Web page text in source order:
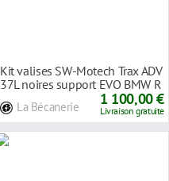
Kit valises SW-Motech Trax ADV
37L noires support EVO BMW R
La Bécanerie 1 100,00 €
Livraison gratuite